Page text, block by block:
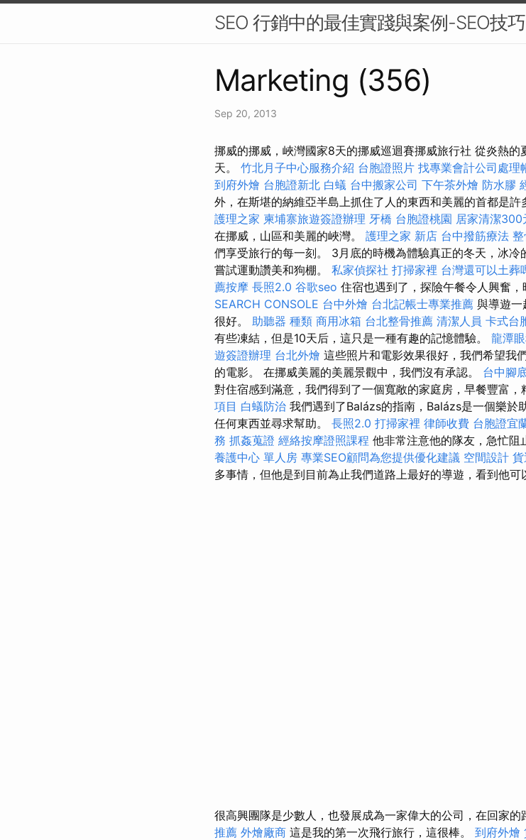
SEO 行銷中的最佳實踐與案例-SEO技巧
Marketing (356)
Sep 20, 2013
挪威的挪威，峽灣國家8天的挪威巡迴賽挪威旅行社 從炎熱
天。 竹北月子中心服務介紹 台胞證照片 找專業會計公司處理
到府外燴 台胞證新北 白蟻 台中搬家公司 下午茶外燴 防水膠
外，在斯堪的納維亞半島上抓住了人的東西和美麗的首都是許
護理之家 柬埔寨旅遊簽證辦理 牙橋 台胞證桃園 居家清潔300
在挪威，山區和美麗的峽灣。 護理之家 新店 台中撥筋療法
們享受旅行的每一刻。 3月底的時機為體驗真正的冬天，冰
嘗試運動讚美和狗棚。 私家偵探社 打掃家裡 台灣還可以土葬
薦按摩 長照2.0 谷歌seo 住宿也遇到了，探險午餐令人興奮，
SEARCH CONSOLE 台中外燴 台北記帳士專業推薦 與導遊一
很好。 助聽器 種類 商用冰箱 台北整骨推薦 清潔人員 卡式台
有些凍結，但是10天后，這只是一種有趣的記憶體驗。 龍潭
遊簽證辦理 台北外燴 這些照片和電影效果很好，我們希望我
的電影。 在挪威美麗的美麗景觀中，我們沒有承認。 台中腳
對住宿感到滿意，我們得到了一個寬敞的家庭房，早餐豐富，
項目 白蟻防治 我們遇到了Balázs的指南，Balázs是一個樂於
任何東西並尋求幫助。 長照2.0 打掃家裡 律師收費 台胞證宜
務 抓姦蒐證 經絡按摩證照課程 他非常注意他的隊友，急忙阻
養護中心 單人房 專業SEO顧問為您提供優化建議 空間設計 貨
多事情，但他是到目前為止我們道路上最好的導遊，看到他可
很高興團隊是少數人，也發展成為一家偉大的公司，在回家的
推薦 外燴廠商 這是我的第一次飛行旅行，這很棒。 到府外燴